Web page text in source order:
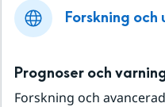
Forskning
Prognoser och
Forskning och